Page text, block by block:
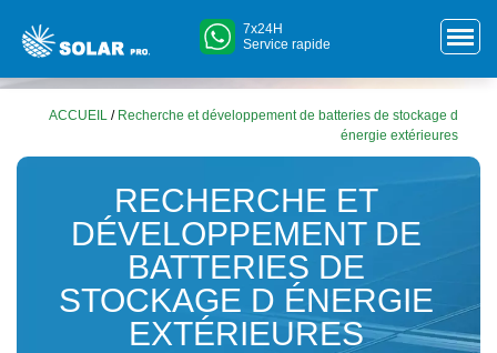
7x24H
Service rapide
ACCUEIL / Recherche et développement de batteries de stockage d
énergie extérieures
RECHERCHE ET
DÉVELOPPEMENT DE
BATTERIES DE
STOCKAGE D ÉNERGIE
EXTÉRIEURES